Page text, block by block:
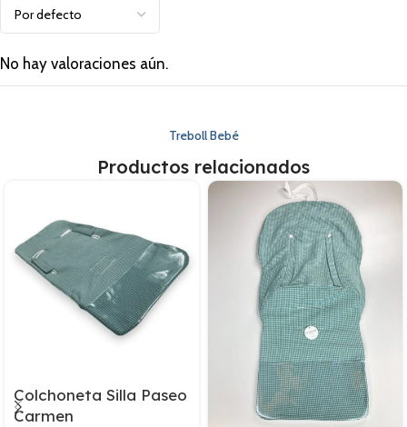
No hay valoraciones aún.
Treboll Bebé
Productos relacionados
Colchoneta Silla Paseo
Carmen